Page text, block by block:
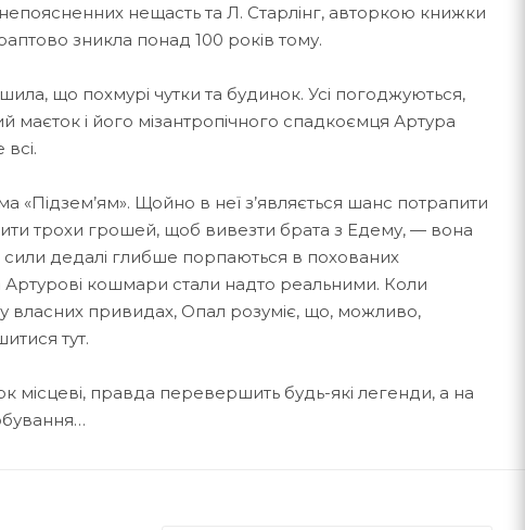
нещасть та Л. Старлінг, авторкою книжки
зникла понад 100 років тому.
що похмурі чутки та будинок. Усі погоджуються,
і його мізантропічного спадкоємця Артура
«Підзем’ям». Щойно в неї з’являється шанс потрапити
трохи грошей, щоб вивезти брата з Едему, — вона
сили дедалі глибше порпаються в похованих
Артурові кошмари стали надто реальними. Коли
власних привидах, Опал розуміє, що, можливо,
тут.
місцеві, правда перевершить будь-які легенди, а на